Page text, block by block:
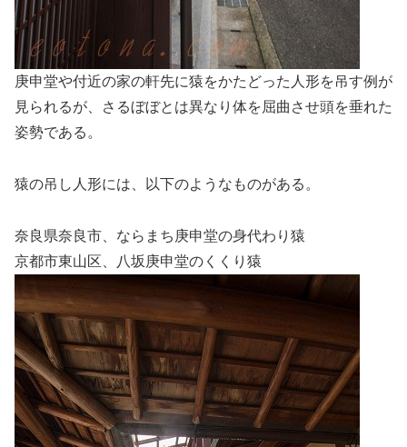
庚申堂や付近の家の軒先に猿をかたどった人形を吊す例が
見られるが、さるぼぼとは異なり体を屈曲させ頭を垂れた
姿勢である。
猿の吊し人形には、以下のようなものがある。
奈良県奈良市、ならまち庚申堂の身代わり猿
京都市東山区、八坂庚申堂のくくり猿